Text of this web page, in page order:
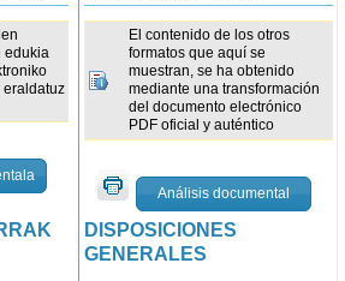
edukia
eraldatuz
El contenido de los otros
formatos que aquí se
muestran, se ha obtenido
mediante una transformación
del documento electrónico
PDF oficial y auténtico
Análisis documental
DISPOSICIONES
GENERALES